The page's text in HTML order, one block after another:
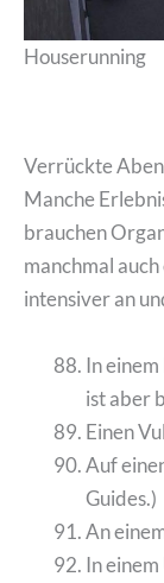
Houserunning
Verrückte
Manche
brauchen
manchmal
intensiver an
In
ist aber
Einen
Auf
Guides.)
An
In